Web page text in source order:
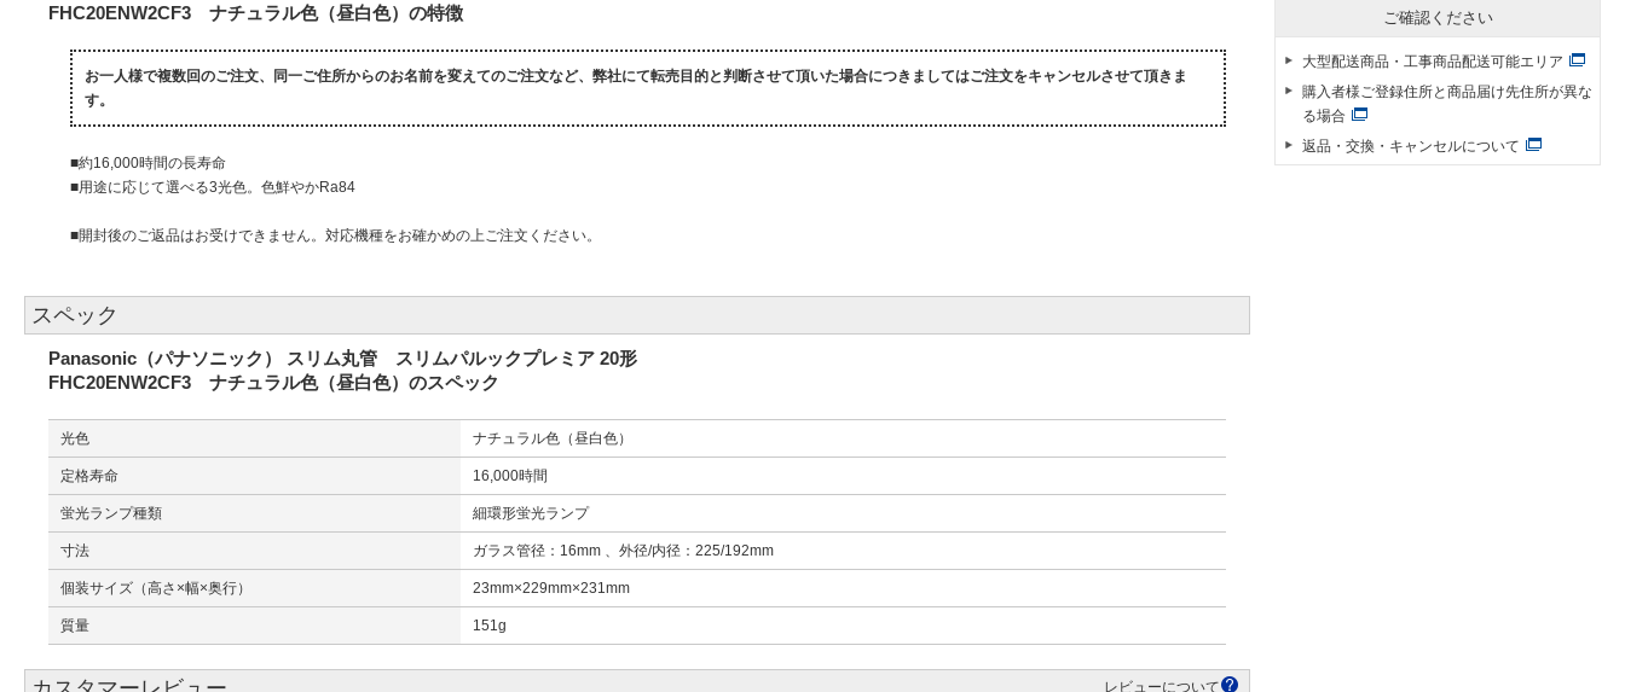
FHC20ENW2CF3 ナチュラル色（昼白色）の特徴
お一人様で複数回のご注文、同一ご住所からのお名前を変えてのご注文など、弊社にて転売目的と判断させて頂いた場合につきましてはご注文をキャンセルさせて頂きま
す。
■約16,000時間の長寿命
■用途に応じて選べる3光色。色鮮やかRa84
■開封後のご返品はお受けできません。対応機種をお確かめの上ご注文ください。
スペック
Panasonic（パナソニック） スリム丸管 スリムパルックプレミア 20形
FHC20ENW2CF3 ナチュラル色（昼白色）のスペック
光色 ナチュラル色（昼白色）
定格寿命 16,000時間
蛍光ランプ種類 細環形蛍光ランプ
寸法 ガラス管径：16mm 、外径/内径：225/192mm
個装サイズ（高さ×幅×奥行） 23mm×229mm×231mm
質量 151g
レビューについて
ご確認ください
大型配送商品・工事商品配送可能エリア
購入者様ご登録住所と商品届け先住所が異な
る場合
返品・交換・キャンセルについて